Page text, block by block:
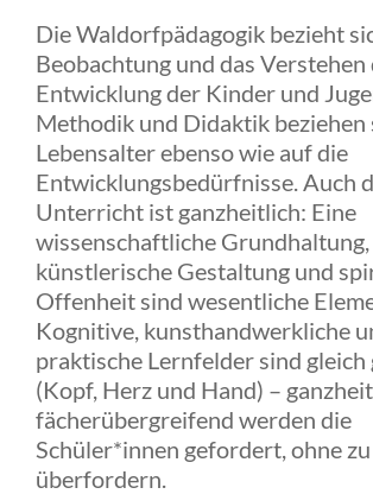
Die Waldorfpädagogik bezieht
Beobachtung und das Verstehen
Entwicklung der Kinder und
Methodik und Didaktik beziehen
Lebensalter ebenso wie auf die
Entwicklungsbedürfnisse. Auch
Unterricht ist ganzheitlich: Eine
wissenschaftliche
künstlerische Gestaltung und
Offenheit sind wesentliche
Kognitive, kunsthandwerkliche
praktische Lernfelder sind
(Kopf, Herz und Hand) –
fächerübergreifend werden die
Schüler*innen gefordert, ohne zu
überfordern.